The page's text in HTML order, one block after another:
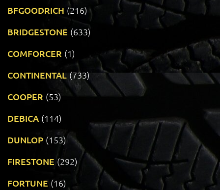
BFGOODRICH (216)
BRIDGESTONE (633)
COMFORCER (1)
CONTINENTAL (733)
COOPER (53)
DEBICA (114)
DUNLOP (153)
FIRESTONE (292)
FORTUNE (16)